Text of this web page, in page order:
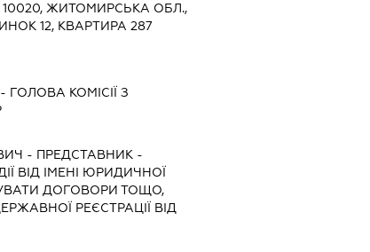
10020, ЖИТОМИРСЬКА ОБЛ.,
12, КВАРТИРА 287
- ГОЛОВА КОМІСІЇ З
- ПРЕДСТАВНИК -
ВІД ІМЕНІ ЮРИДИЧНОЇ
ДОГОВОРИ ТОЩО,
РЕЄСТРАЦІЇ ВІД